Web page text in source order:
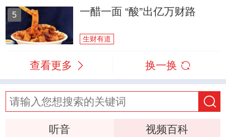
5 一醋一面 “酸”出亿万财路
生财有道
查看更多 换一换
听音
视频百科